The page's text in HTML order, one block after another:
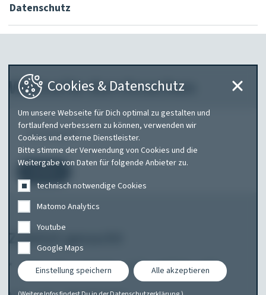
Datenschutz
Webseite durchsuchen
Was
suchen
Sie?
Zuletzt gesucht
abt am amarok audi audi a1
tele
Cookies & Datenschutz
Um unsere Webseite für Dich optimal zu gestalten und
fortlaufend verbessern zu können, verwenden wir
Cookies und externe Dienstleister.
Bitte stimme der Verwendung von Cookies und die
Weitergabe von Daten für folgende Anbieter zu.
technisch notwendige Cookies
Matomo Analytics
Youtube
Google Maps
Einstellung speichern
Alle akzeptieren